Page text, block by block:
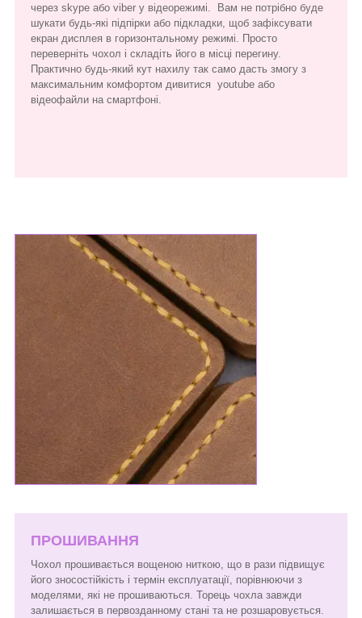
через skype або viber у відеорежимі. Вам не потрібно буде
шукати будь-які підпірки або підкладки, щоб зафіксувати
екран дисплея в горизонтальному режимі. Просто
переверніть чохол і складіть його в місці перегину.
Практично будь-який кут нахилу так само дасть змогу з
максимальним комфортом дивитися youtube або
відеофайли на смартфоні.
ПРОШИВАННЯ
Чохол прошивається вощеною ниткою, що в рази підвищує
його зносостійкість і термін експлуатації, порівнюючи з
моделями, які не прошиваються. Торець чохла завжди
залишається в первозданному стані та не розшаровується.